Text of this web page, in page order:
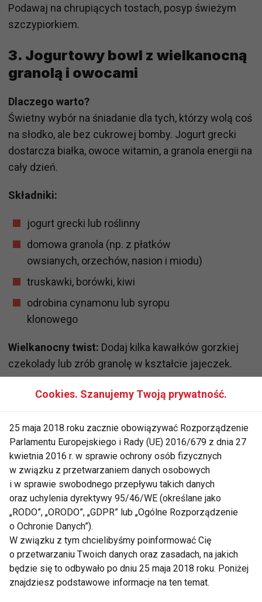
Podawaj na chrupiących tostach, posyp świeżym
szczypiorkiem.
3. Jogurtowy bowl z wielkanocną
granolą i owocami
Dlaczego warto?
Świetny wybór na śniadanie dla tych, którzy wolą coś
na słodko, ale bez cukrowej bomby. Jogurt grecki
dostarcza białka, owoce witamin, a granola energii na
cały dzień.
Składniki:
jogurt grecki lub roślinny
domowa granola (np. z płatków
owsianych, orzechów, nasion i miodu)
truskawki, borówki, kiwi
odrobina cynamonu lub syropu
klonowego
Wielkanocny twist: Dodaj kilka kawałków gorzkiej
czekolady lub zrób granolę w kształcie jajeczek.
4. Mini placuszki z cukinii i
Dlaczego warto?
Te warzywne placuszki są lekkie, pełne błonnika i
świetnie komponują się z aromatycznym dipem na
bazie jogurtu i ziół. Idealne na ciepło i na zimno.
Składniki:
starta cukinia i marchewka
jajko
łyżka mąki owsianej
Cookies. Szanujemy Twoją prywatność.
25 maja 2018 roku zacznie obowiązywać Rozporządzenie
Parlamentu Europejskiego i Rady (UE) 2016/679 z dnia 27
kwietnia 2016 r. w sprawie ochrony osób fizycznych
w związku z przetwarzaniem danych osobowych
i w sprawie swobodnego przepływu takich danych
oraz uchylenia dyrektywy 95/46/WE (określane jako
„RODO”, „ORODO”, „GDPR” lub „Ogólne Rozporządzenie
o Ochronie Danych”).
W związku z tym chcielibyśmy poinformować Cię
o przetwarzaniu Twoich danych oraz zasadach, na jakich
będzie się to odbywało po dniu 25 maja 2018 roku. Poniżej
znajdziesz podstawowe informacje na ten temat.